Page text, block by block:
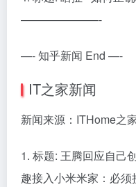
———————-
—- 知乎新闻 End —-
IT之家新闻
新闻来源：ITHome之
1. 标题: 王腾回应自己
趣接入小米米家：必须